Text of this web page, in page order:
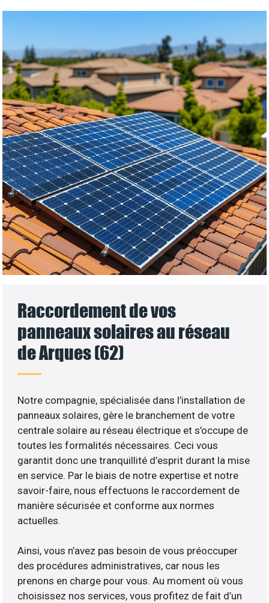
Raccordement de vos
panneaux solaires au réseau
de Arques (62)
Notre compagnie, spécialisée dans l’installation de
panneaux solaires, gère le branchement de votre
centrale solaire au réseau électrique et s’occupe de
toutes les formalités nécessaires. Ceci vous
garantit donc une tranquillité d’esprit durant la mise
en service. Par le biais de notre expertise et notre
savoir-faire, nous effectuons le raccordement de
manière sécurisée et conforme aux normes
actuelles.
Ainsi, vous n’avez pas besoin de vous préoccuper
des procédures administratives, car nous les
prenons en charge pour vous. Au moment où vous
choisissez nos services, vous profitez de fait d’un